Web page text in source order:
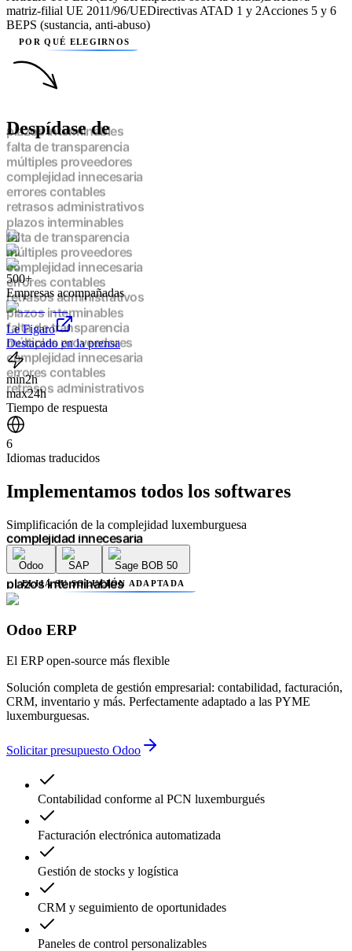
matriz-filial UE 2011/96/UEDirectivas ATAD 1 y 2Acciones 5 y 6
BEPS (sustancia, anti-abuso)
POR QUÉ ELEGIRNOS
Despídase de
plazos interminables
falta de transparencia
múltiples proveedores
complejidad innecesaria
errores contables
retrasos administrativos
plazos interminables
falta de transparencia
múltiples proveedores
complejidad innecesaria
errores contables
retrasos administrativos
plazos interminables
falta de transparencia
múltiples proveedores
complejidad innecesaria
errores contables
retrasos administrativos
plazos interminables
falta de transparencia
múltiples proveedores
complejidad innecesaria
retrasos administrativos
falta de transparencia
múltiples proveedores
complejidad innecesaria
errores contables
retrasos administrativos
plazos interminables
múltiples proveedores
errores contables
500+
Empresas acompañadas
Le Figaro
Destacado en la prensa
min2h
max24h
Tiempo de respuesta
6
Idiomas traducidos
Implementamos todos los softwares
Simplificación de la complejidad luxemburguesa
Odoo SAP Sage BOB 50
ELIJA SU SOLUCIÓN ADAPTADA
Odoo ERP
El ERP open-source más flexible
Solución completa de gestión empresarial: contabilidad, facturación,
CRM, inventario y más. Perfectamente adaptado a las PYME
luxemburguesas.
Solicitar presupuesto Odoo
Contabilidad conforme al PCN luxemburgués
Facturación electrónica automatizada
Gestión de stocks y logística
CRM y seguimiento de oportunidades
Paneles de control personalizables